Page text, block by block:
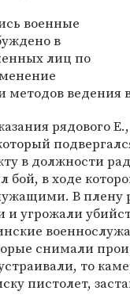
военные
в
лиц по
методов ведения
рядового
в должности
в ходе
В плену
и угрожали
снимали
то
пистолет,